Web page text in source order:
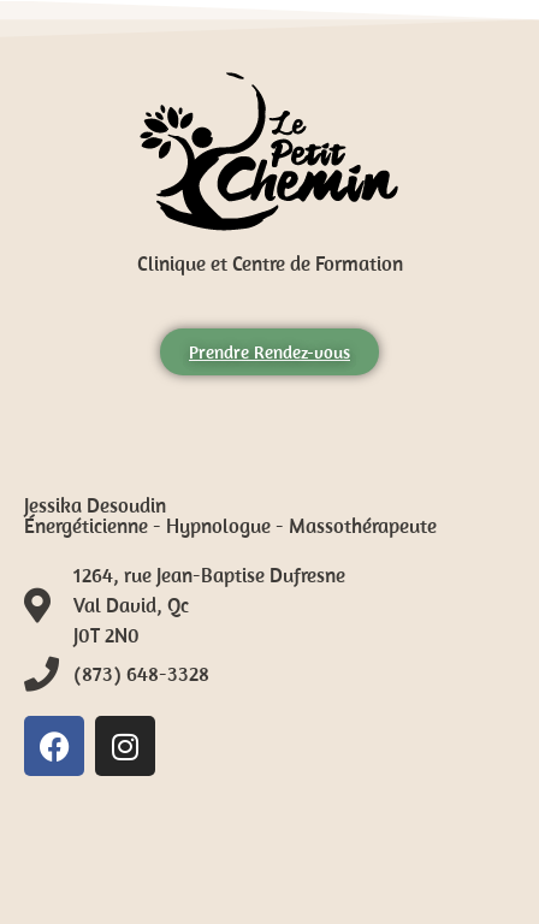
Clinique et Centre de Formation
Prendre Rendez-vous
Jessika Desoudin
Énergéticienne - Hypnologue - Massothérapeute
1264, rue Jean-Baptise Dufresne
Val David, Qc
J0T 2N0
(873) 648-3328